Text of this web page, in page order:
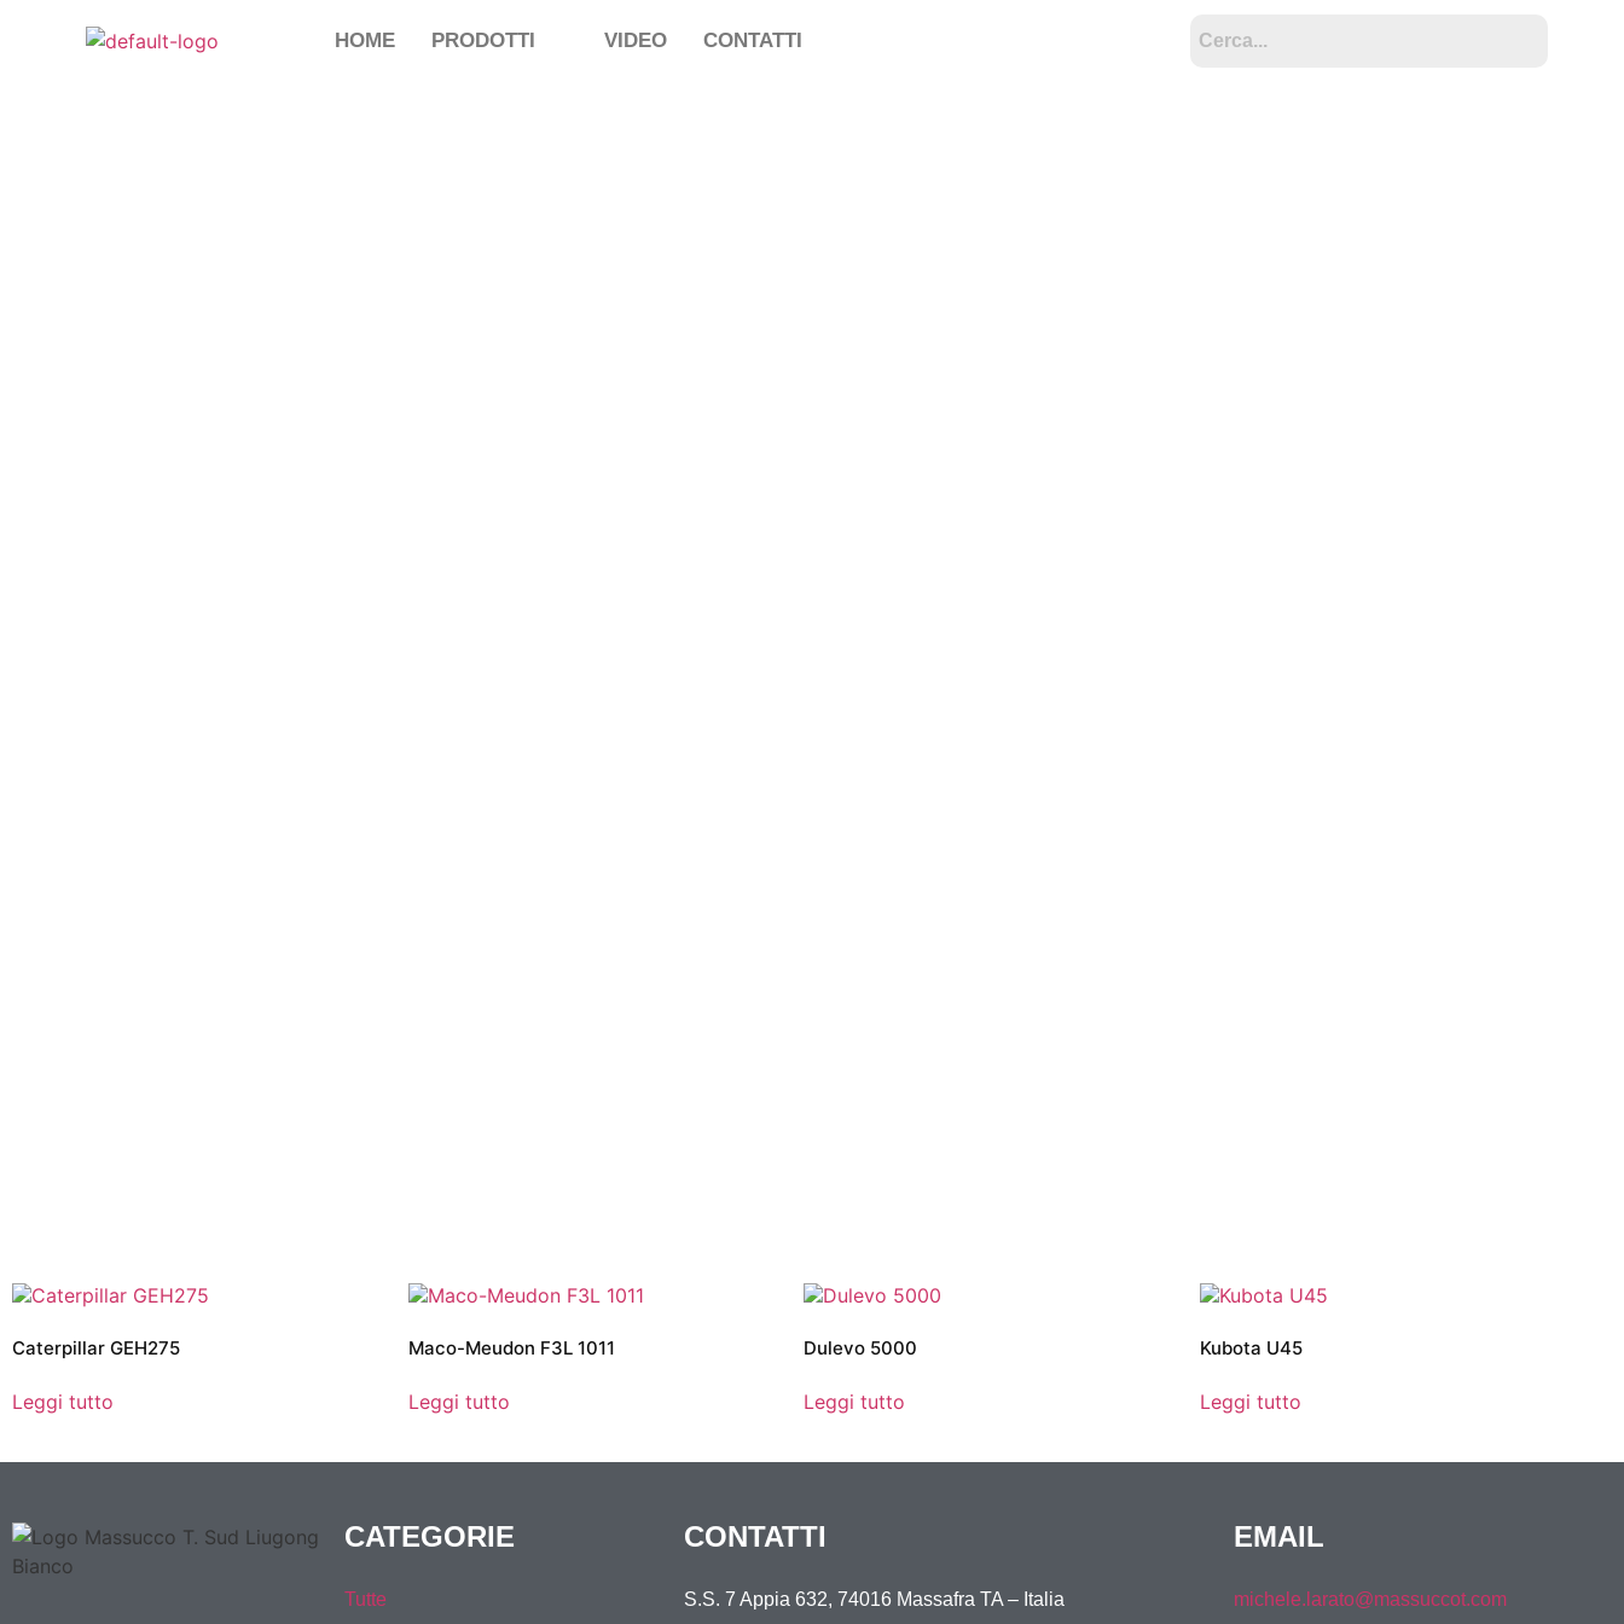
HOME PRODOTTI VIDEO CONTATTI
Caterpillar GEH275
Leggi tutto
Maco-Meudon F3L 1011
Leggi tutto
Dulevo 5000
Leggi tutto
Kubota U45
Leggi tutto
CATEGORIE
Tutte
CONTATTI
S.S. 7 Appia 632, 74016 Massafra TA – Italia
EMAIL
michele.larato@massuccot.com